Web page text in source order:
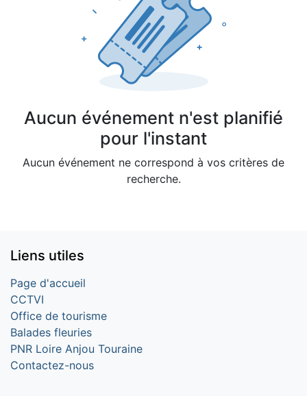
Aucun événement n'est planifié
pour l'instant
Aucun événement ne correspond à vos critères de
recherche.
Liens utiles
Page d'accueil
CCTVI
Office de tourisme
Balades fleuries
PNR Loire Anjou Touraine
Contactez-nous